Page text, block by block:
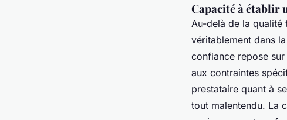
Capacité à établir
Au-delà de la
véritablement dans la
confiance repose
aux contraintes
prestataire quant à
tout malentendu. La